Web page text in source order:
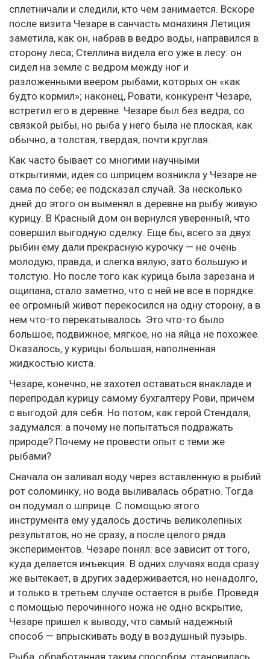
сплетничали и следили, кто чем занимается. Вскоре
после визита Чезаре в санчасть монахиня Летиция
заметила, как он, набрав в ведро воды, направился в
сторону леса; Стеллина видела его уже в лесу: он
сидел на земле с ведром между ног и
разложенными веером рыбами, которых он «как
будто кормил»; наконец, Ровати, конкурент Чезаре,
встретил его в деревне. Чезаре был без ведра, со
связкой рыбы, но рыба у него была не плоская, как
обычно, а толстая, твердая, почти круглая.
Как часто бывает со многими научными
открытиями, идея со шприцем возникла у Чезаре не
сама по себе; ее подсказал случай. За несколько
дней до этого он выменял в деревне на рыбу живую
курицу. В Красный дом он вернулся уверенный, что
совершил выгодную сделку. Еще бы, всего за двух
рыбин ему дали прекрасную курочку — не очень
молодую, правда, и слегка вялую, зато большую и
толстую. Но после того как курица была зарезана и
ощипана, стало заметно, что с ней не все в порядке:
ее огромный живот перекосился на одну сторону, а в
нем что-то перекатывалось. Это что-то было
большое, подвижное, мягкое, но на яйца не похожее.
Оказалось, у курицы большая, наполненная
жидкостью киста.
Чезаре, конечно, не захотел оставаться внакладе и
перепродал курицу самому бухгалтеру Рови, причем
с выгодой для себя. Но потом, как герой Стендаля,
задумался: а почему не попытаться подражать
природе? Почему не провести опыт с теми же
рыбами?
Сначала он заливал воду через вставленную в рыбий
рот соломинку, но вода выливалась обратно. Тогда
он подумал о шприце. С помощью этого
инструмента ему удалось достичь великолепных
результатов, но не сразу, а после целого ряда
экспериментов. Чезаре понял: все зависит от того,
куда делается инъекция. В одних случаях вода сразу
же вытекает, в других задерживается, но ненадолго,
и только в третьем случае остается в рыбе. Проведя
с помощью перочинного ножа не одно вскрытие,
Чезаре пришел к выводу, что самый надежный
способ — впрыскивать воду в воздушный пузырь.
Рыба, обработанная таким способом, становилась